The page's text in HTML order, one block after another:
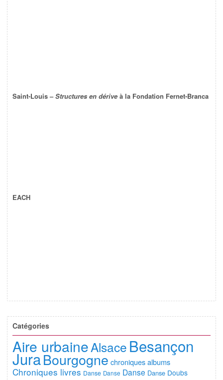
Saint-Louis –Structures en dérive à la Fondation Fernet-Branca
EACH
Catégories
Aire urbaineAlsace Besançon
JuraBourgogne chroniques albums
Chroniques livres Danse Danse Danse Danse Doubs